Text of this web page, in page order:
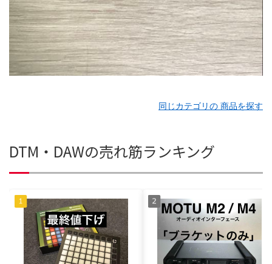
同じカテゴリの 商品を探す
DTM・DAWの売れ筋ランキング